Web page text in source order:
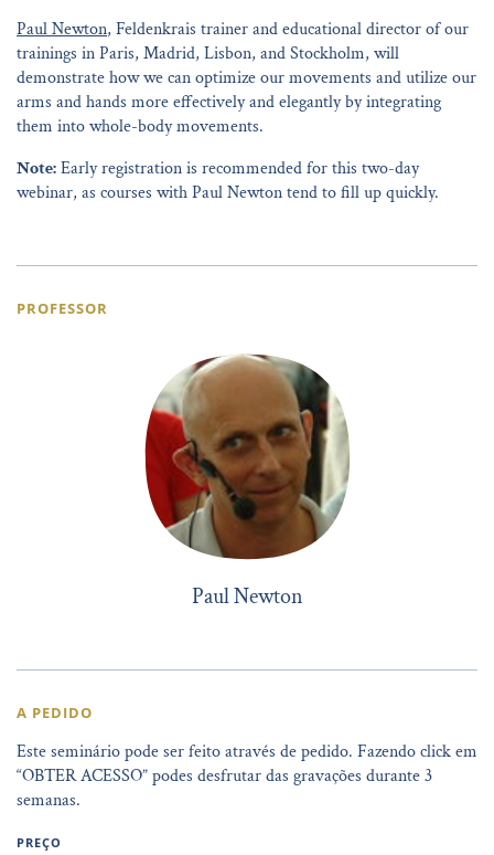
Paul Newton, Feldenkrais trainer and educational director of our
trainings in Paris, Madrid, Lisbon, and Stockholm, will
demonstrate how we can optimize our movements and utilize our
arms and hands more effectively and elegantly by integrating
them into whole-body movements.
Note:Early registration is recommended for this two-day
webinar, as courses with Paul Newton tend to fill up quickly.
PROFESSOR
Paul Newton
A PEDIDO
Este seminário pode ser feito através de pedido. Fazendo click em
“OBTER ACESSO” podes desfrutar das gravações durante 3
semanas.
PREÇO